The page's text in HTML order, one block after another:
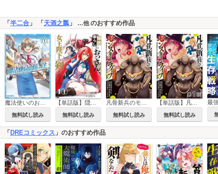
「半二合 」 「天酒之瓢 」 …他のおすすめ作品
魔法使いのおしごと
無料試し読み
【単話版】隠居暮らしのおっさん、女王陛下の剣となる
無料試し読み
凡骨新兵のモンスターライフ@COMIC
無料試し読み
【単話版】凡骨新兵のモンスターライフ@COMIC
無料試し読み
「 DREコミックス 」のおすすめ作品